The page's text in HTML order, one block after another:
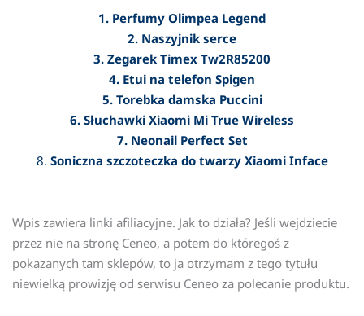
1. Perfumy Olimpea Legend
2. Naszyjnik serce
3. Zegarek Timex Tw2R85200
4. Etui na telefon Spigen
5. Torebka damska Puccini
6. Słuchawki Xiaomi Mi True Wireless
7. Neonail Perfect Set
8. Soniczna szczoteczka do twarzy Xiaomi Inface
Wpis zawiera linki afiliacyjne. Jak to działa? Jeśli wejdziecie
przez nie na stronę Ceneo, a potem do któregoś z
pokazanych tam sklepów, to ja otrzymam z tego tytułu
niewielką prowizję od serwisu Ceneo za polecanie produktu.